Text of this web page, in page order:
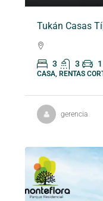
Tukán Casas
3 3 1
CASA, RENTAS
gerencia